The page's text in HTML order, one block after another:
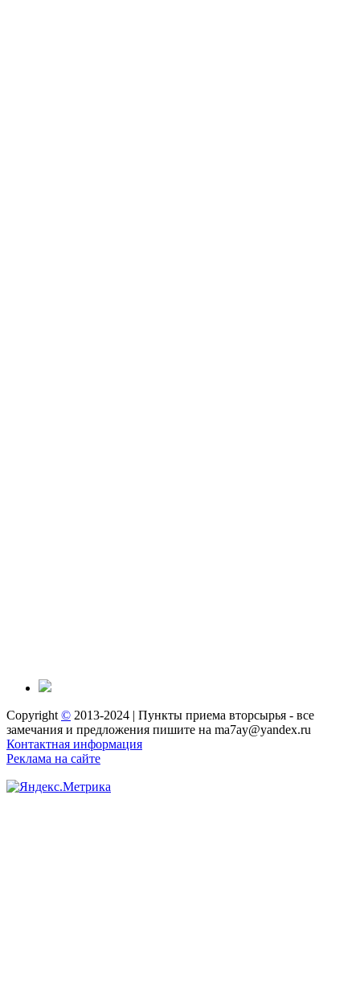
Copyright © 2013-2024 | Пункты приема вторсырья - все
замечания и предложения пишите на ma7ay@yandex.ru
Контактная информация
Реклама на сайте